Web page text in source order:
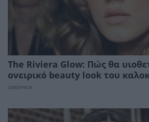
The Riviera Glow: Πώς θα
ονειρικό beauty look του
ΟΜΟΡΦΙΑ